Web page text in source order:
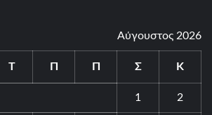
Αύγουστος 2026
Τ Π Π Σ Κ
1 2